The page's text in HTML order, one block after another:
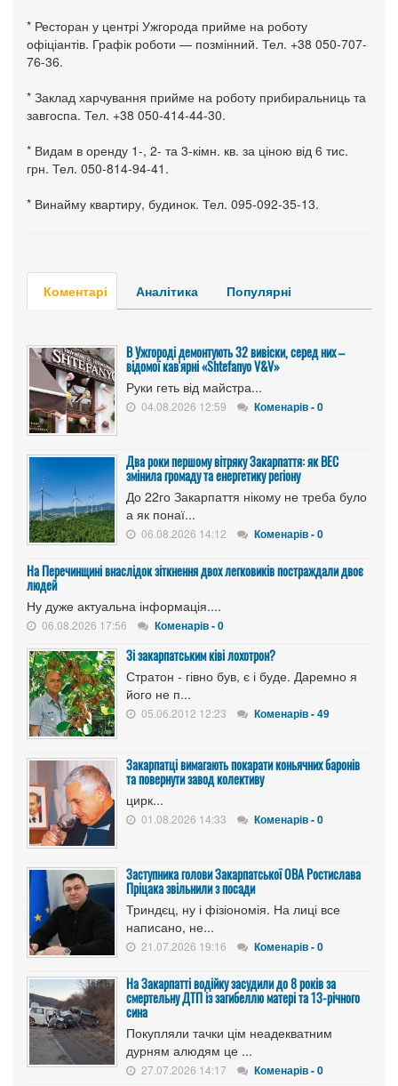
* Ресторан у центрі Ужгорода прийме на роботу
офіціантів. Графік роботи — позмінний. Тел. +38 050-707-
76-36.
* Заклад харчування прийме на роботу прибиральниць та
завгоспа. Тел. +38 050-414-44-30.
* Видам в оренду 1-, 2- та 3-кімн. кв. за ціною від 6 тис.
грн. Тел. 050-814-94-41.
* Винайму квартиру, будинок. Тел. 095-092-35-13.
Коментарі Аналітика Популярні
В Ужгороді демонтують 32 вивіски, серед них –
відомої кав'ярні «Shtefanyo V&V»
Руки геть від майстра...
04.08.2026 12:59 Коменарів - 0
Два роки першому вітряку Закарпаття: як ВЕС
змінила громаду та енергетику регіону
До 22го Закарпаття нікому не треба було
а як понаї...
06.08.2026 14:12 Коменарів - 0
На Перечинщині внаслідок зіткнення двох легковиків постраждали двоє
людей
Ну дуже актуальна інформація....
06.08.2026 17:56 Коменарів - 0
Зі закарпатським ківі лохотрон?
Стратон - гівно був, є і буде. Даремно я
його не п...
05.06.2012 12:23 Коменарів - 49
Закарпатці вимагають покарати коньячних баронів
та повернути завод колективу
цирк...
01.08.2026 14:33 Коменарів - 0
Заступника голови Закарпатської ОВА Ростислава
Пріцака звільнили з посади
Триндєц, ну і фізіономія. На лиці все
написано, не...
21.07.2026 19:16 Коменарів - 0
На Закарпатті водійку засудили до 8 років за
смертельну ДТП із загибеллю матері та 13-річного
сина
Покупляли тачки цім неадекватним
дурням алюдям це ...
27.07.2026 14:17 Коменарів - 0